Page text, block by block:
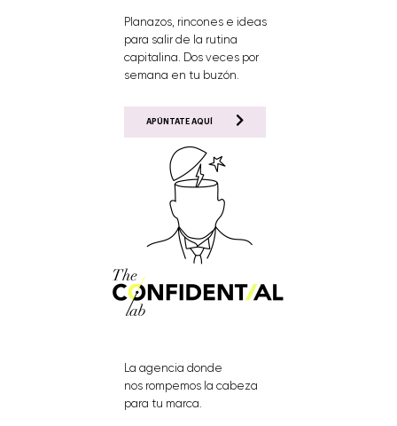
Planazos, rincones e ideas
para salir de la rutina
capitalina. Dos veces por
semana en tu buzón.
APÚNTATE AQUÍ
La agencia donde
nos rompemos la cabeza
para tu marca.